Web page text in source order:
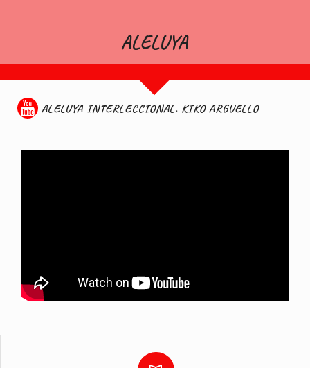
ALELUYA
ALELUYA INTERLECCIONAL. KIKO ARGUELLO